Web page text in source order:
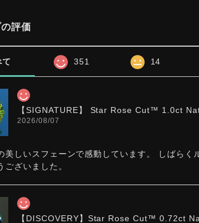
評価
て 351 14
【SIGNATURE】 Star Rose Cut™️ 1.0ct
2026/08/07
美しいスフェーンで感動しています。 しばらく
ございました。
【DISCOVERY】Star Rose Cut™️ 0.72ct